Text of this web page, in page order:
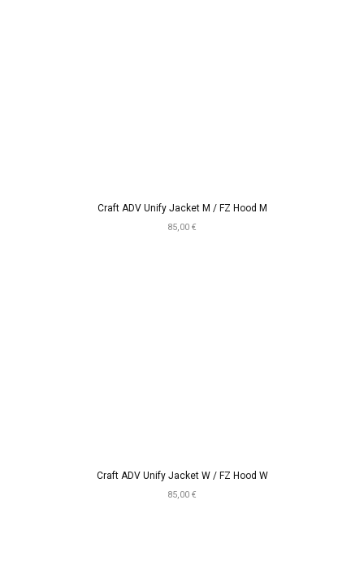
Craft ADV Unify Jacket M / FZ Hood M
85,00 €
Craft ADV Unify Jacket W / FZ Hood W
85,00 €